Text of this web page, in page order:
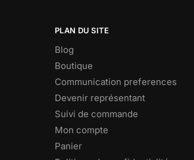
PLAN DU SITE
Blog
Boutique
Communication preferences
Devenir représentant
Suivi de commande
Mon compte
Panier